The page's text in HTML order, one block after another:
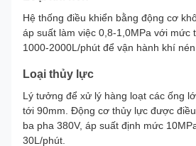
Hệ thống điều khiển bằng động cơ
áp suất làm việc 0,8-1,0MPa với mức
1000-2000L/phút để vận hành khí
Loại thủy lực
Lý tưởng để xử lý hàng loạt các ống
tới 90mm. Động cơ thủy lực được
ba pha 380V, áp suất định mức
30L/phút.